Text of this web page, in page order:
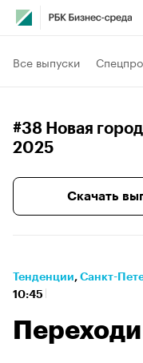
Все выпуски
#38 Новая
2025
Скачать
Тенденции⁠, Санкт-
10:45